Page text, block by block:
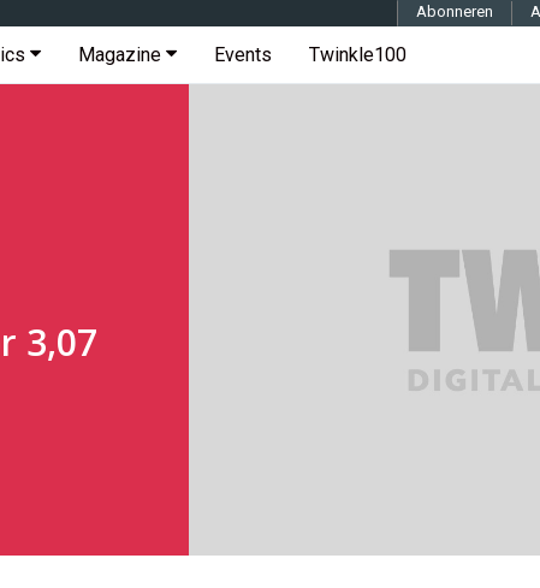
Magazine Events Twinkle100
Abonneren
3,07